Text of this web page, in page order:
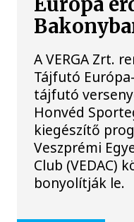
A VERGA Zrt.
Tájfutó
tájfutó
Honvéd
kiegészítő
Veszprémi
Club (VEDAC)
bonyolítják le.